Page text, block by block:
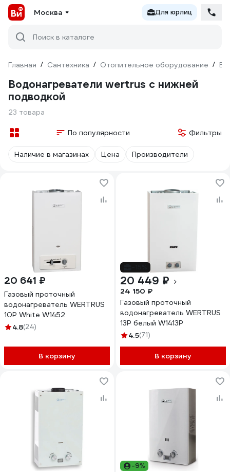
Москва Для юрлиц
Поиск в каталоге
Главная / Сантехника / Отопительное оборудование /
Водонагреватели wertrus с нижней
подводкой
23 товара
По популярности Фильтры
Наличие в магазинах Цена Производители
20 641 ₽
Газовый проточный
водонагреватель WERTRUS
10Р White W1452
4.8(24)
В корзину
20 449 ₽
24 150 ₽
Газовый проточный
водонагреватель WERTRUS
13Р белый W1413P
4.5(71)
В корзину
-9%